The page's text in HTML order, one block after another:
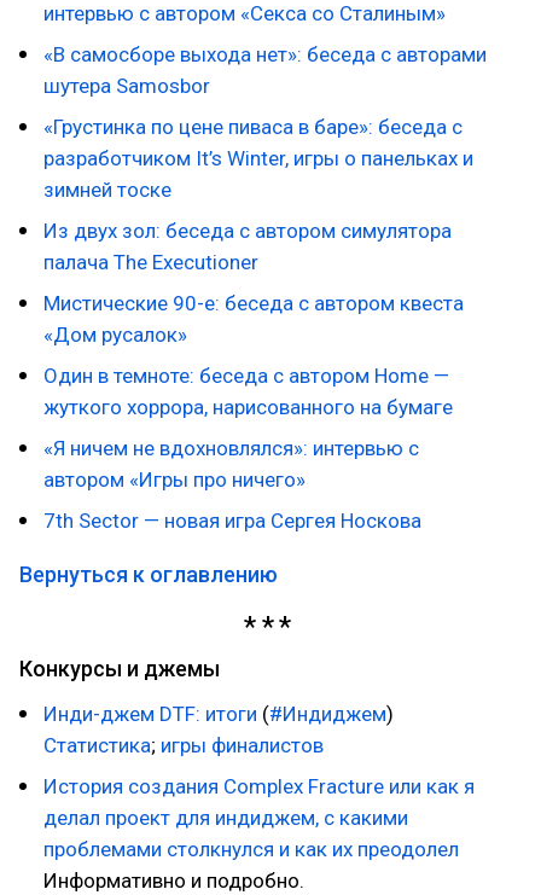
интервью с автором «Секса со Сталиным»
«В самосборе выхода нет»: беседа с авторами
шутера Samosbor
«Грустинка по цене пиваса в баре»: беседа с
разработчиком It’s Winter, игры о панельках и
зимней тоске
Из двух зол: беседа с автором симулятора
палача The Executioner
Мистические 90-е: беседа с автором квеста
«Дом русалок»
Один в темноте: беседа с автором Home —
жуткого хоррора, нарисованного на бумаге
«Я ничем не вдохновлялся»: интервью с
автором «Игры про ничего»
7th Sector — новая игра Сергея Носкова
Вернуться к оглавлению
Конкурсы и джемы
Инди-джем DTF: итоги (#Индиджем)
Статистика; игры финалистов
История создания Complex Fracture или как я
делал проект для индиджем, с какими
проблемами столкнулся и как их преодолел
Информативно и подробно.